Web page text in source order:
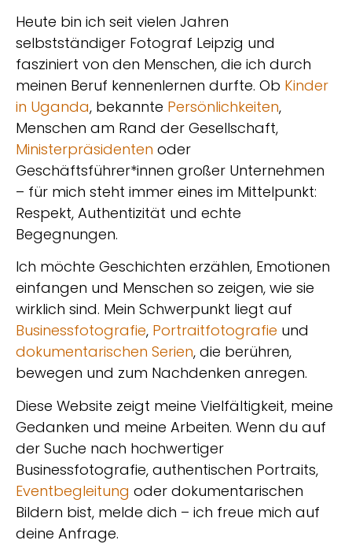
Heute bin ich seit vielen Jahren
selbstständiger Fotograf Leipzig und
fasziniert von den Menschen, die ich durch
meinen Beruf kennenlernen durfte. Ob Kinder
in Uganda, bekannte Persönlichkeiten,
Menschen am Rand der Gesellschaft,
Ministerpräsidenten oder
Geschäftsführer*innen großer Unternehmen
– für mich steht immer eines im Mittelpunkt:
Respekt, Authentizität und echte
Begegnungen.
Ich möchte Geschichten erzählen, Emotionen
einfangen und Menschen so zeigen, wie sie
wirklich sind. Mein Schwerpunkt liegt auf
Businessfotografie, Portraitfotografie und
dokumentarischen Serien, die berühren,
bewegen und zum Nachdenken anregen.
Diese Website zeigt meine Vielfältigkeit, meine
Gedanken und meine Arbeiten. Wenn du auf
der Suche nach hochwertiger
Businessfotografie, authentischen Portraits,
Eventbegleitung oder dokumentarischen
Bildern bist, melde dich – ich freue mich auf
deine Anfrage.